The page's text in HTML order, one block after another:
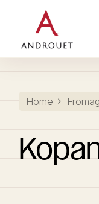
Rechercher un
Home